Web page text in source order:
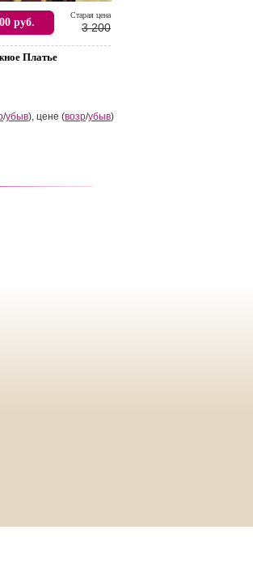
Платье
руб.
Cтарая цена
3 200
/убыв), цене (возр/убыв)